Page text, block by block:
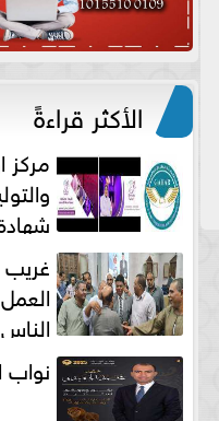
الأكثر قراءةً
مركز
الكامل
غريب
نواب